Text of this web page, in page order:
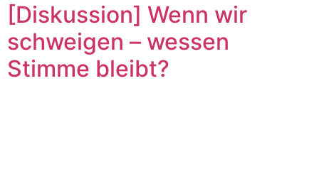
[Diskussion] Wenn wir
schweigen – wessen
Stimme bleibt?